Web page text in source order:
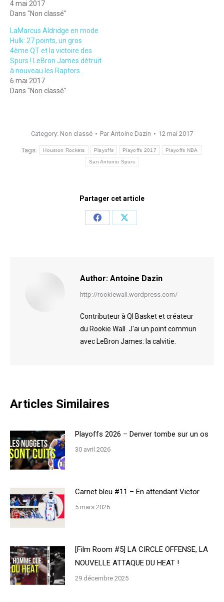
4 mai 2017
Dans "Non classé"
LaMarcus Aldridge en mode
Hulk: 27 points, un gros
4ème QT et la victoire des
Spurs ! LeBron James détruit
à nouveau les Raptors…
6 mai 2017
Dans "Non classé"
Category: Non classé Par Antoine Dazin 12 mai 2017
Tags: Houston Rockets Playoffs Playoffs 2017 Playoffs NBA
San Antonio Spurs
Partager cet article
Share
Share
Author: Antoine Dazin
http://rookiewall.wordpress.com/
Contributeur à QI Basket et créateur
du Rookie Wall. J'ai un point commun
avec LeBron James: la calvitie.
Articles Similaires
Playoffs 2026 – Denver tombe sur un os
30 avril 2026
Carnet bleu #11 – En attendant Victor
5 mars 2026
[Film Room #5] LA CIRCLE OFFENSE, LA
NOUVELLE ATTAQUE DU HEAT !
29 décembre 2025